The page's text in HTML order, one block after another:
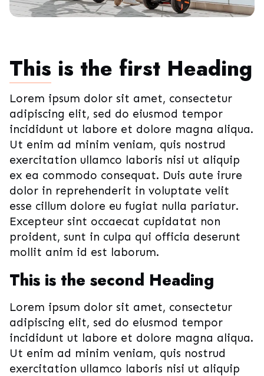
This is the first Heading
Lorem ipsum dolor sit amet, consectetur
adipiscing elit, sed do eiusmod tempor
incididunt ut labore et dolore magna aliqua.
Ut enim ad minim veniam, quis nostrud
exercitation ullamco laboris nisi ut aliquip
ex ea commodo consequat. Duis aute irure
dolor in reprehenderit in voluptate velit
esse cillum dolore eu fugiat nulla pariatur.
Excepteur sint occaecat cupidatat non
proident, sunt in culpa qui officia deserunt
mollit anim id est laborum.
This is the second Heading
Lorem ipsum dolor sit amet, consectetur
adipiscing elit, sed do eiusmod tempor
incididunt ut labore et dolore magna aliqua.
Ut enim ad minim veniam, quis nostrud
exercitation ullamco laboris nisi ut aliquip